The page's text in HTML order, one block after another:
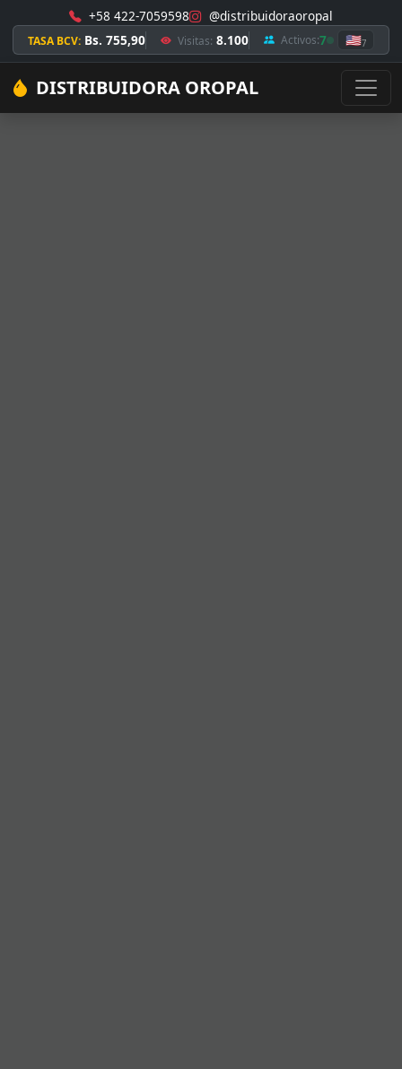
+58 422-7059598 @distribuidoraoropal
TASA BCV: Bs. 755,90 Visitas: 8.100 Activos:7 🇺🇸7
DISTRIBUIDORA OROPAL